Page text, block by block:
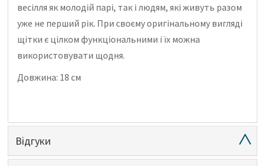
весілля як молодій парі, так і людям, які живуть разом
уже не перший рік. При своєму оригінальному вигляді
щітки є цілком функціональними і їх можна
використовувати щодня.
Довжина: 18 см
Відгуки